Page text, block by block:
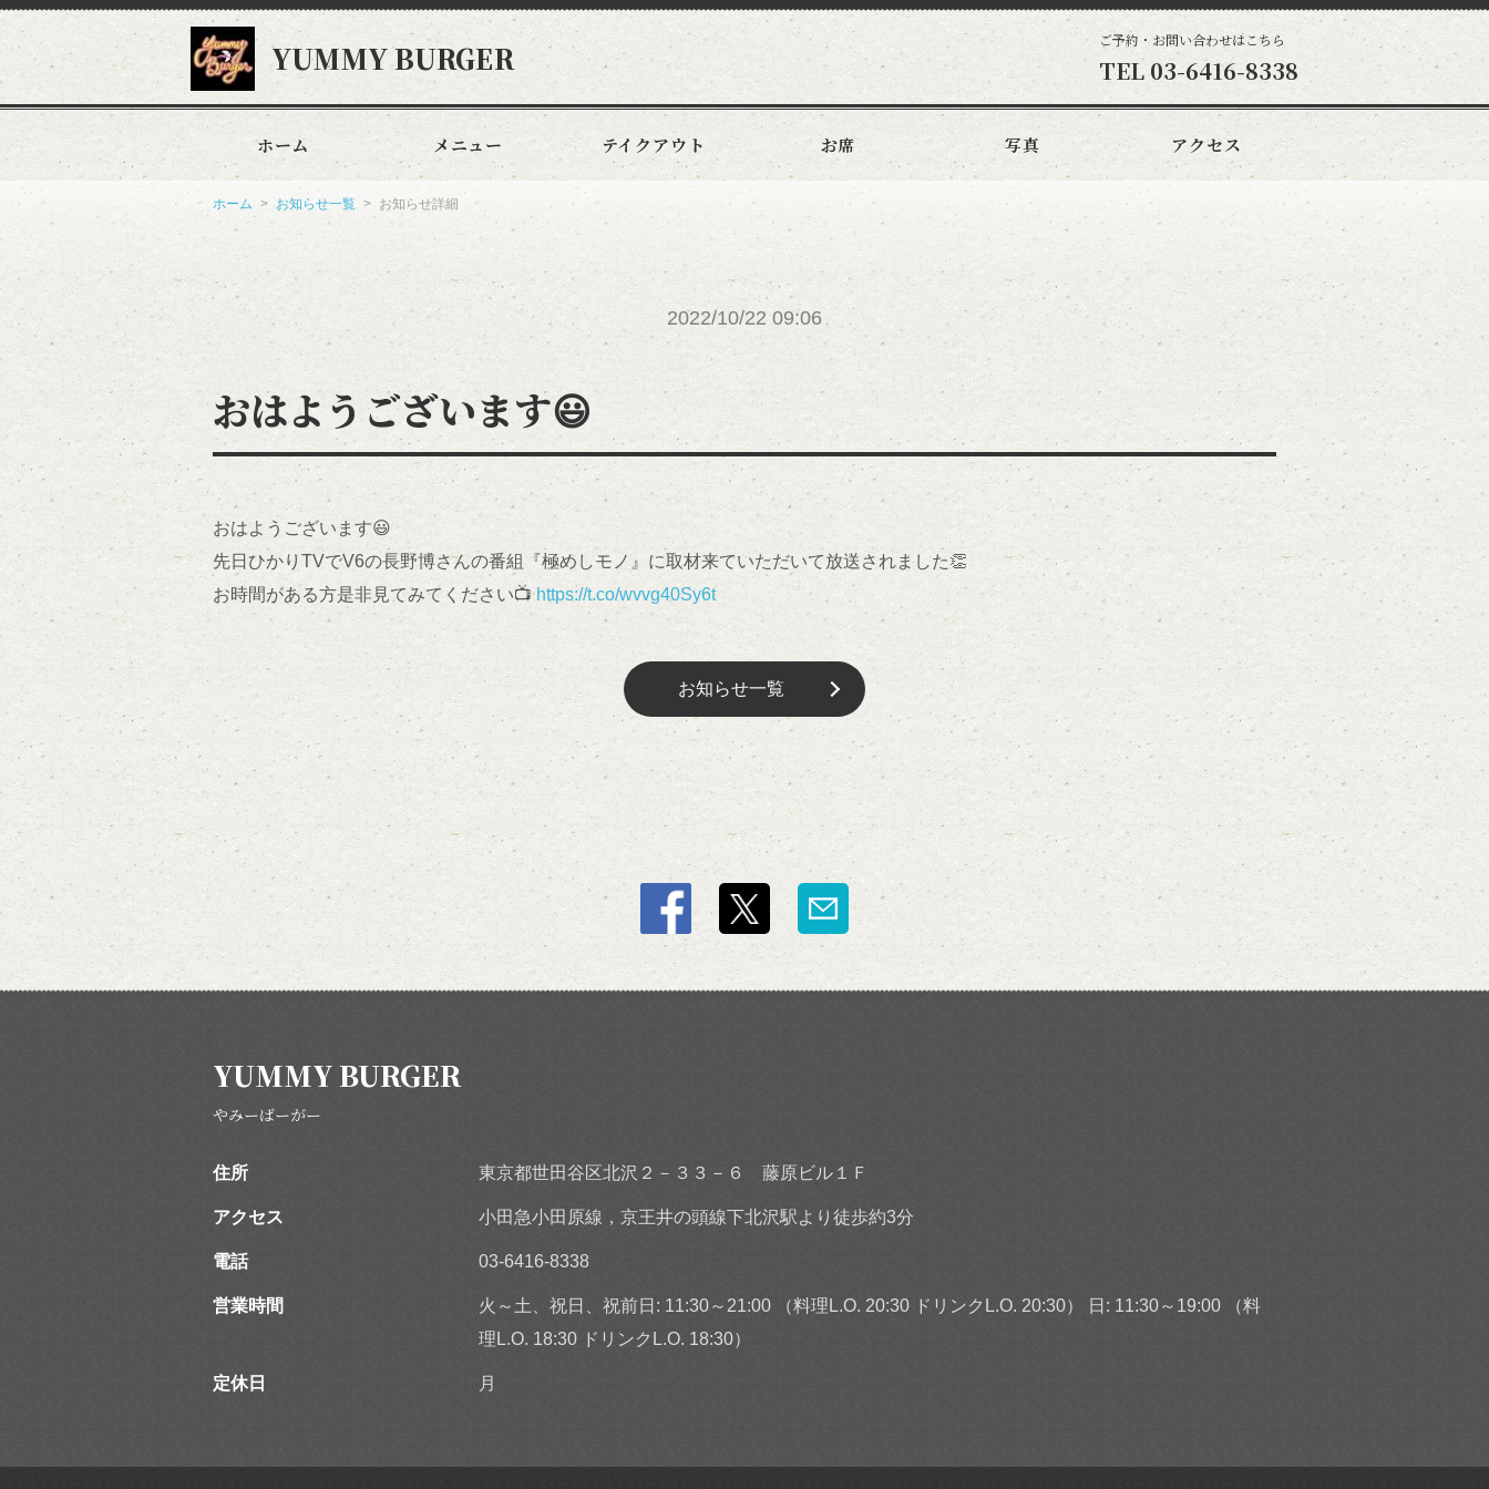
YUMMY BURGER ご予約・お問い合わせはこちら
TEL03-6416-8338
ホーム メニュー テイクアウト お席 写真 アクセス
ホーム お知らせ一覧 お知らせ詳細
2022/10/22 09:06
おはようございます😃
おはようございます😃
先日ひかりTVでV6の長野博さんの番組『極めしモノ』に取材来ていただいて放送されました👏
お時間がある方是非見てみてください📺https://t.co/wvvg40Sy6t
お知らせ一覧
YUMMY BURGER
やみーばーがー
住所 東京都世田谷区北沢２－３３－６ 藤原ビル１Ｆ
アクセス 小田急小田原線，京王井の頭線下北沢駅より徒歩約3分
電話 03-6416-8338
営業時間
火～土、祝日、祝前日: 11:30～21:00 （料理L.O. 20:30 ドリンクL.O. 20:30） 日: 11:30～19:00 （料
理L.O. 18:30 ドリンクL.O. 18:30）
定休日 月